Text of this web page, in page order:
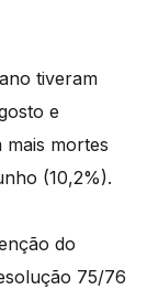
tiveram
e
mais mortes
(10,2%).
do
75/76